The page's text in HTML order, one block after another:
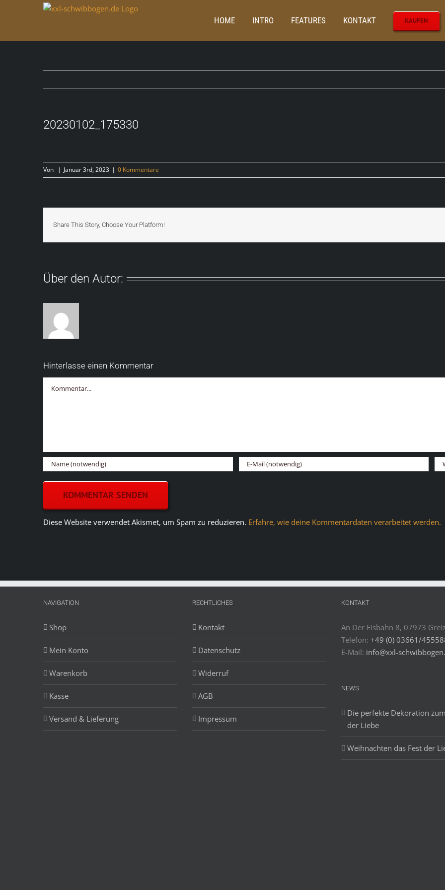
HOME INTRO FEATURES KONTAKT KAUFEN
Startseite
20230102_175330
Von | Januar 3rd, 2023 | 0 Kommentare
Share This Story, Choose Your Platform!
Über den Autor:
Hinterlasse einen Kommentar
Diese Website verwendet Akismet, um Spam zu reduzieren. Erfahre, wie deine Kommentardaten verarbeitet werden.
NAVIGATION
Shop
Mein Konto
Warenkorb
Kasse
Versand & Lieferung
RECHTLICHES
Kontakt
Datenschutz
Widerruf
AGB
Impressum
KONTAKT
An Der Eisbahn 8, 07973
Telefon: +49 (0) 03661/
E-Mail: info@xxl-
NEWS
Die perfekte Dekoration
der Liebe
Weihnachten das Fest der